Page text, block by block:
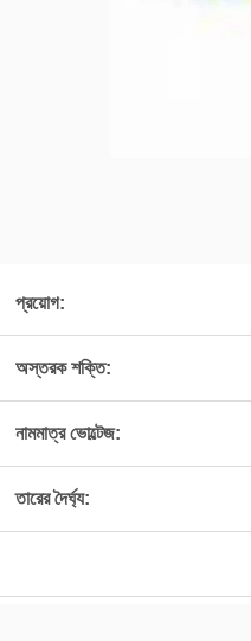
প্রয়োগ:
অস্তরক শক্তি:
নামমাত্র ভোল্টেজ:
তারের দৈর্ঘ্য: